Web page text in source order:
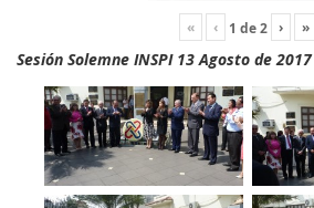
« ‹ 1 de2 › »
Sesión Solemne INSPI 13 Agosto de 2017